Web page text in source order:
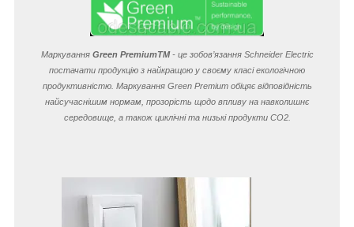
Маркування Green PremiumTM- це зобов’язання Schneider Electric
постачати продукцію з найкращою у своєму класі екологічною
продуктивністю. Маркування Green Premium обіцяє відповідність
найсучаснішим нормам, прозорість щодо впливу на навколишнє
середовище, а також циклічні та низькі продукти CO2.